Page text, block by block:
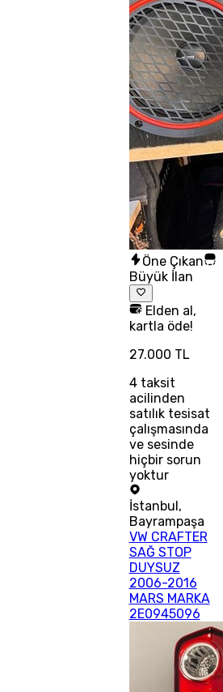
Öne Çıkan
Büyük İlan
Elden al,
kartla öde!
27.000 TL
4taksit
acilinden
satılık tesisat
çalışmasında
ve sesinde
hiçbir sorun
yoktur
İstanbul ,
Bayrampaşa
VW CRAFTER
SAĞ STOP
DUYSUZ
2006-2016
MARS MARKA
2E0945096